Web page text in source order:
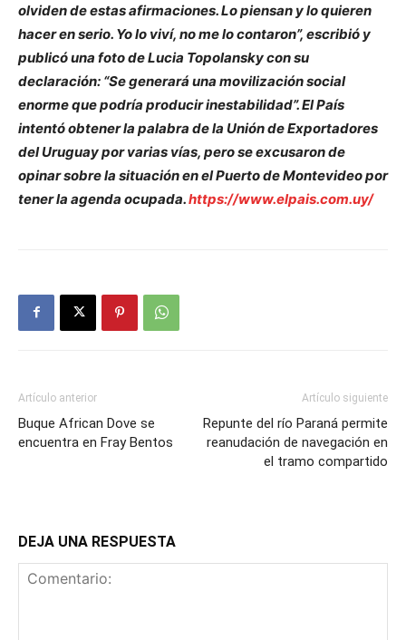
olviden de estas afirmaciones. Lo piensan y lo quieren
hacer en serio. Yo lo viví, no me lo contaron”, escribió y
publicó una foto de Lucia Topolansky con su
declaración: “Se generará una movilización social
enorme que podría producir inestabilidad”. El País
intentó obtener la palabra de la Unión de Exportadores
del Uruguay por varias vías, pero se excusaron de
opinar sobre la situación en el Puerto de Montevideo por
tener la agenda ocupada.https://www.elpais.com.uy/
Artículo anterior
Buque African Dove se
encuentra en Fray Bentos
Artículo siguiente
Repunte del río Paraná permite
reanudación de navegación en
el tramo compartido
DEJA UNA RESPUESTA